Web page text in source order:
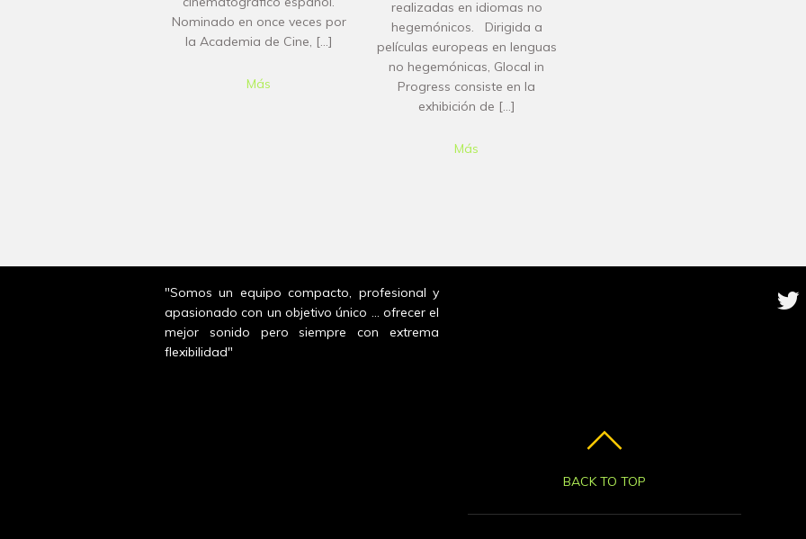
Nominado en once veces por
la Academia de Cine, […]
Más
realizadas en idiomas no
hegemónicos. Dirigida a
películas europeas en lenguas
no hegemónicas, Glocal in
Progress consiste en la
exhibición de […]
Más
"Somos un equipo compacto, profesional y
apasionado con un objetivo único ... ofrecer el
mejor sonido pero siempre con extrema
flexibilidad"
BACK TO TOP